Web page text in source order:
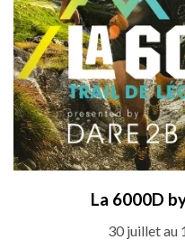
La 6000D
30 juillet au